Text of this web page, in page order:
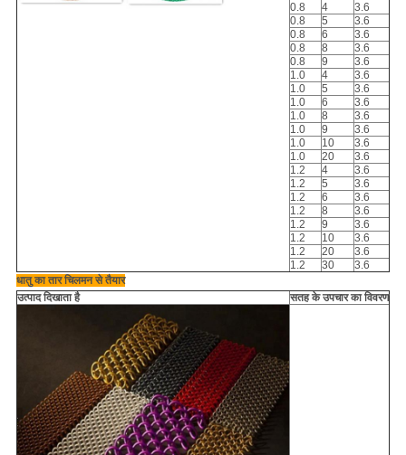
0.8 4
3.6
0.8
5
3.6
0.8
6
3.6
0.8
8
3.6
0.8
9
3.6
1.0
4
3.6
1.0
5
3.6
1.0
6
3.6
1.0
8
3.6
1.0
9
3.6
1.0
10
3.6
1.0
20
3.6
1.2
4
3.6
1.2
5
3.6
1.2
6
3.6
1.2
8
3.6
1.2
9
3.6
1.2
10
3.6
1.2
20
3.6
1.2
30
3.6
धातु का तार चिलमन से तैयार
उत्पाद दिखाता है
सतह के उपचार का विवरण